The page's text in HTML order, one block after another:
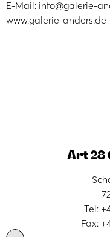
E-Mail: info@galerie-
www.galerie-anders.de
Art 28
Tel:
Fax: